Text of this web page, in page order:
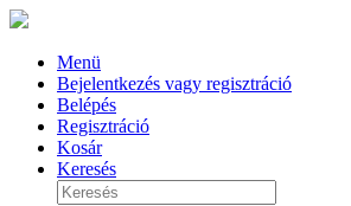
Menü
Bejelentkezés vagy regisztráció
Belépés
Regisztráció
Kosár
Keresés